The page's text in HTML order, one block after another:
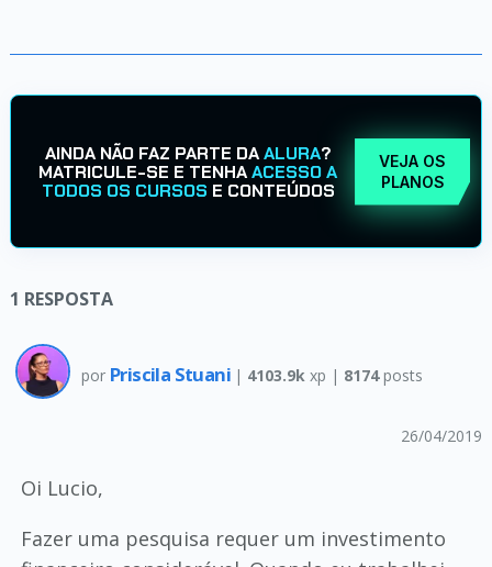
AINDA NÃO FAZ PARTE DAALURA?
MATRICULE-SE E TENHAACESSO A
TODOS OS CURSOS E CONTEÚDOS
VEJA OS
PLANOS
1 RESPOSTA
por Priscila Stuani | 4103.9k xp | 8174posts
26/04/2019
Oi Lucio,
Fazer uma pesquisa requer um investimento